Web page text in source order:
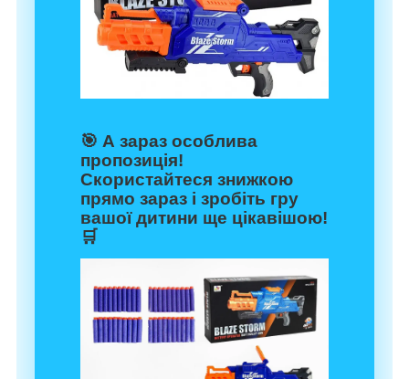
🎯 А зараз особлива
пропозиція!
Скористайтеся знижкою
прямо зараз і зробіть гру
вашої дитини ще цікавішою!
🛒